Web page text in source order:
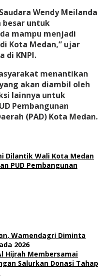
Wendy Meilanda
besar untuk
mampu menjadi
Kota Medan,” ujar
di KNPI.
menantikan
akan diambil oleh
lainnya untuk
Pembangunan
(PAD) Kota Medan.
Dilantik Wali Kota Medan
PUD Pembangunan
Wamendagri Diminta
2026
Hijrah Membersamai
Salurkan Donasi Tahap